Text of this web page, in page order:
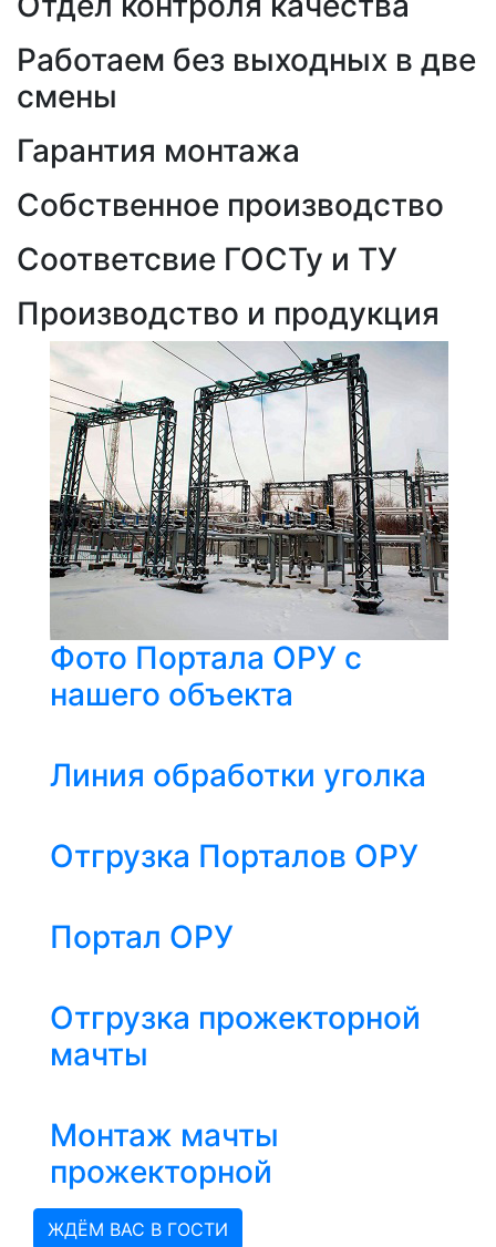
Работаем без выходных в две
смены
Гарантия монтажа
Собственное производство
Соответсвие ГОСТу и ТУ
Производство и продукция
Фото Портала ОРУ с
нашего объекта
Линия обработки уголка
Отгрузка Порталов ОРУ
Портал ОРУ
Отгрузка прожекторной
мачты
Монтаж мачты
прожекторной
ЖДЁМ ВАС В ГОСТИ